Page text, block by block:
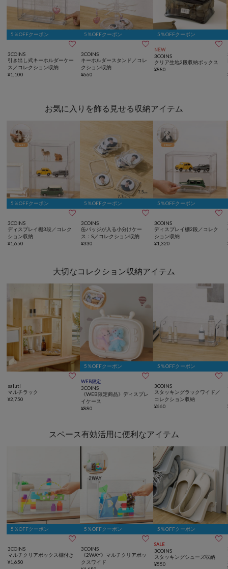
5％OFFクーポン

3COINS
引き出し式キーホルダーケー
ス／コレクション収納
¥1,100
5％OFFクーポン

3COINS
キーホルダースタンド／コレ
クション収納
¥660
5％OFFクーポン
NEW 
3COINS
クリア生地2段収納ボックス
¥880
お気に入りを飾る見せる収納アイテム
5％OFFクーポン

3COINS
ディスプレイ棚3段／コレク
ション収納
¥1,650
5％OFFクーポン

3COINS
缶バッジが入る小分けケー
ス：S／コレクション収納
¥330
5％OFFクーポン

3COINS
ディスプレイ棚2段／コレク
ション収納
¥1,320
大切なコレクション収納アイテム

salut!
マルチラック
¥2,750
5％OFFクーポン
WEB限定 
3COINS
《WEB限定商品》ディスプレ
イケース
¥880
5％OFFクーポン

3COINS
スタッキングラックワイド／
コレクション収納
¥660
スペース有効活用に便利なアイテム
5％OFFクーポン

3COINS
マルチクリアボックス棚付き
¥1,650
5％OFFクーポン

3COINS
《2WAY》マルチクリアボッ
クスワイド
5％OFFクーポン
SALE 
3COINS
スタッキングシューズ収納
¥550